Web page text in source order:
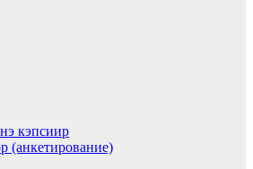
кэпсиир
(анкетирование)